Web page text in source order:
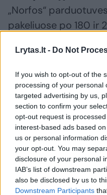
Lrytas.lt - Do Not
If you wish to opt-out of the
processing of your personal
targeted advertising by us,
section to confirm your
opt-out request is
interest-based ads based
us or personal information
your opt-out. You may
disclosure of your personal
IAB’s list of downstream
also be disclosed by us to
Downstream Participants
„Norfos“
pakeliuose po 180 ir
biri varškė – po 400
o verslo klientams –
kilogramų.
taip pat sieja su
„Maždaug prieš
pieninėje
gamybos liniją. Tai
pagaminti dar
produkciją.